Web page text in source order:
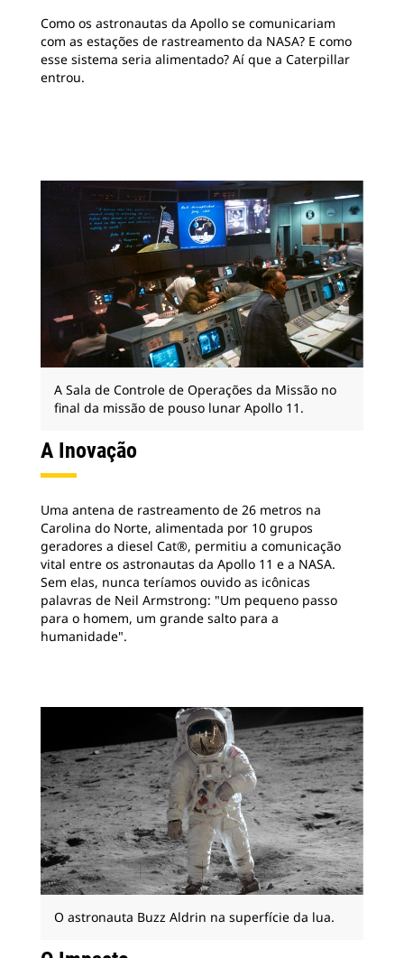
Como os astronautas da Apollo se comunicariam
com as estações de rastreamento da NASA? E como
esse sistema seria alimentado? Aí que a Caterpillar
entrou.
A Sala de Controle de Operações da Missão no
final da missão de pouso lunar Apollo 11.
A Inovação
Uma antena de rastreamento de 26 metros na
Carolina do Norte, alimentada por 10 grupos
geradores a diesel Cat®, permitiu a comunicação
vital entre os astronautas da Apollo 11 e a NASA.
Sem elas, nunca teríamos ouvido as icônicas
palavras de Neil Armstrong: "Um pequeno passo
para o homem, um grande salto para a
humanidade".
O astronauta Buzz Aldrin na superfície da lua.